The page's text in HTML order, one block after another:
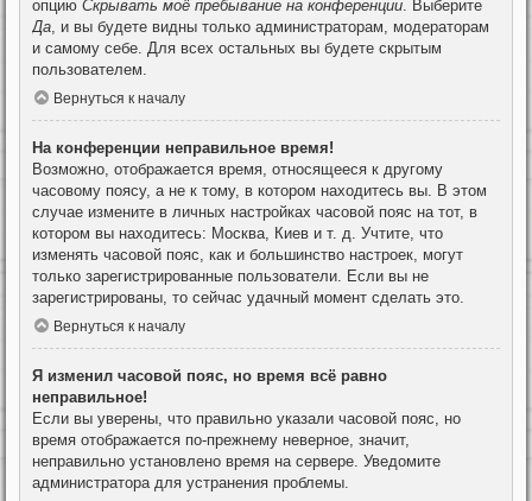
опцию Скрывать моё пребывание на конференции. Выберите
Да, и вы будете видны только администраторам, модераторам
и самому себе. Для всех остальных вы будете скрытым
пользователем.
Вернуться к началу
На конференции неправильное время!
Возможно, отображается время, относящееся к другому
часовому поясу, а не к тому, в котором находитесь вы. В этом
случае измените в личных настройках часовой пояс на тот, в
котором вы находитесь: Москва, Киев и т. д. Учтите, что
изменять часовой пояс, как и большинство настроек, могут
только зарегистрированные пользователи. Если вы не
зарегистрированы, то сейчас удачный момент сделать это.
Вернуться к началу
Я изменил часовой пояс, но время всё равно
неправильное!
Если вы уверены, что правильно указали часовой пояс, но
время отображается по-прежнему неверное, значит,
неправильно установлено время на сервере. Уведомите
администратора для устранения проблемы.